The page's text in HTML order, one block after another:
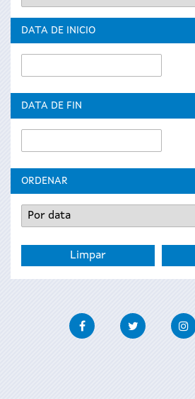
DATA DE INICIO
de
DATA DE FIN
de
ORDENAR
FacebookTwitter